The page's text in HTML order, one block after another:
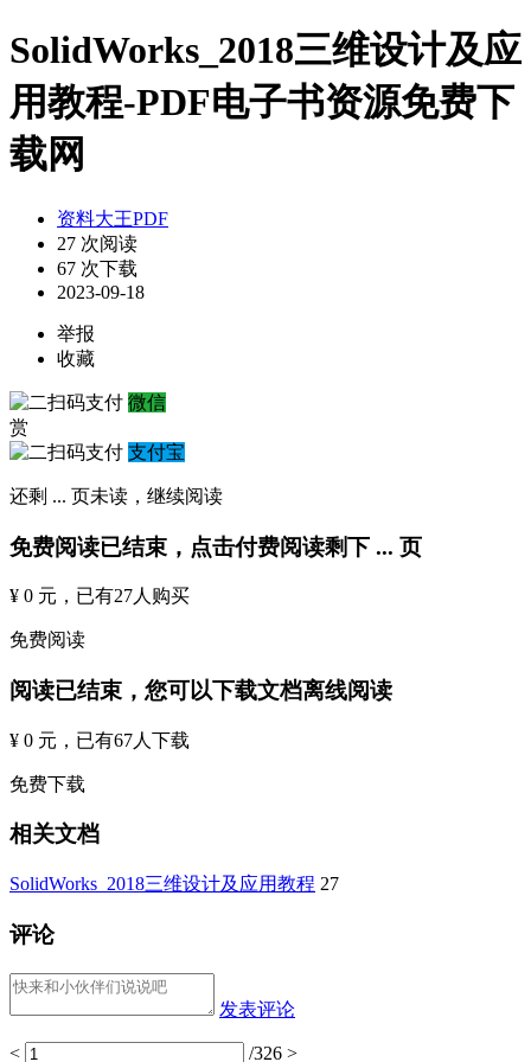
SolidWorks_2018三维设计及应
用教程-PDF电子书资源免费下
载网
资料大王PDF
27 次阅读
67 次下载
2023-09-18
举报
收藏
微信
赏
支付宝
还剩 ... 页未读， 继续阅读
免费阅读已结束，点击付费阅读剩下 ... 页
¥ 0 元 ，已有27人购买
免费阅读
阅读已结束，您可以下载文档离线阅读
¥ 0 元 ，已有67人下载
免费下载
相关文档
SolidWorks_2018三维设计及应用教程 27
评论
发表评论
< /326 >